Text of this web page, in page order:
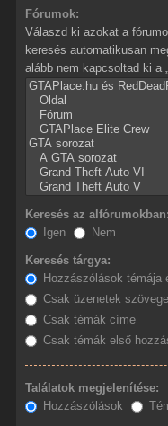
Fórumok:
Válaszd ki azokat a
keresés automatikusan
alább nem kapcsoltad ki a
Keresés az alfórumokban:
Igen
Nem
Keresés tárgya:
Hozzászólások témája
Csak üzenetek szövege
Csak témák címe
Csak témák első
Találatok megjelenítése:
Hozzászólások